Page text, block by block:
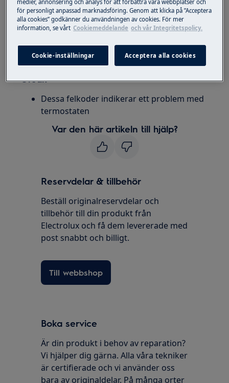
Lösning
på sidan
Orsak
Dessa felkoder indikerar ett problem med
termostaten
Var den här artikeln till hjälp?
Reservdelar & tillbehör
Beställ originalreservdelar och
tillbehör till din produkt från
Electrolux och få dem levererade med
post snabbt och billigt.
Till webbshop
Boka service
Är din produkt i behov av reparation?
Vi hjälper dig gärna. Alla våra tekniker
är certifierade och vi använder oss
bara av originaldelar. På många orter
medier, annonsering och analys för att förbättra våra webbplatser och
för personligt anpassad marknadsföring. Genom att klicka på ”Acceptera
alla cookies” godkänner du användningen av cookies. För mer
information, se vårt Cookiemeddelande och vår Integritetspolicy.
Cookie-inställningar Acceptera alla cookies